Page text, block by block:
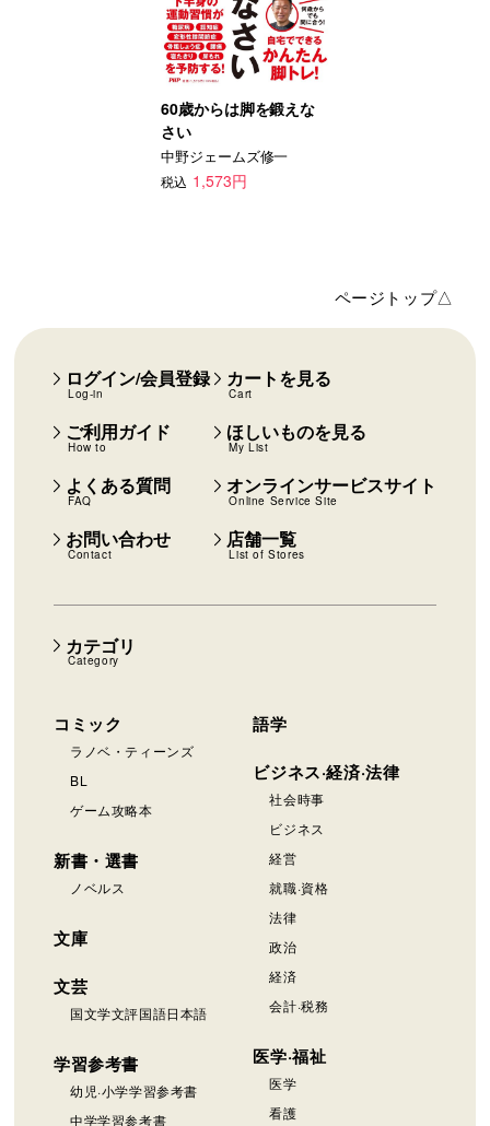
60歳からは脚を鍛えな
さい
中野ジェームズ修一
税込 1,573円
ページトップ△
カテゴリ
Category
コミック
ラノベ・ティーンズ
BL
ゲーム攻略本
新書・選書
ノベルス
文庫
文芸
国文学文評国語日本語
学習参考書
幼児·小学学習参考書
中学学習参考書
語学
ビジネス·経済·法律
社会時事
ビジネス
経営
就職·資格
法律
政治
経済
会計·税務
医学·福祉
医学
看護
ログイン/会員登録
Log-in
カートを見る
Cart
ご利用ガイド
How to
ほしいものを見る
My List
よくある質問
FAQ
オンラインサービスサイト
Online Service Site
お問い合わせ
Contact
店舗一覧
List of Stores